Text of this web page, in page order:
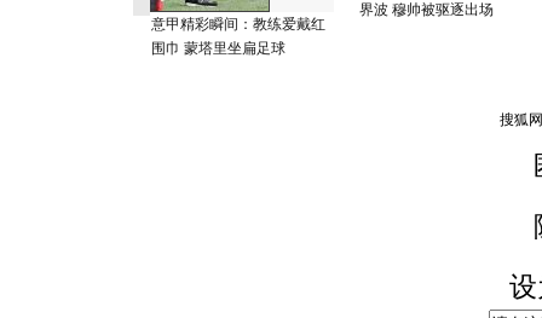
意甲精彩瞬间：教练爱戴红
围巾 蒙塔里坐扁足球
界波 穆帅被驱逐出场